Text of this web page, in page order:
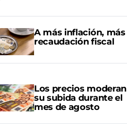
A más inflación, más
recaudación fiscal
Los precios moderan
su subida durante el
mes de agosto